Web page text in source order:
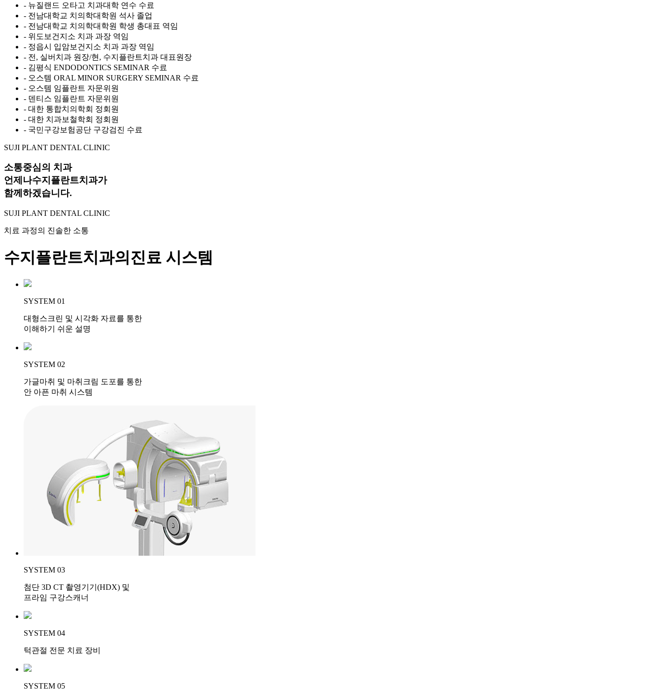
- 뉴질랜드 오타고 치과대학 연수 수료
- 전남대학교 치의학대학원 석사 졸업
- 전남대학교 치의학대학원 학생 총대표 역임
- 위도보건지소 치과 과장 역임
- 정읍시 입암보건지소 치과 과장 역임
- 전, 실버치과 원장/현, 수지플란트치과 대표원장
- 김평식 ENDODONTICS SEMINAR 수료
- 오스템 ORAL MINOR SURGERY SEMINAR 수료
- 오스템 임플란트 자문위원
- 덴티스 임플란트 자문위원
- 대한 통합치의학회 정회원
- 대한 치과보철학회 정회원
- 국민구강보험공단 구강검진 수료
SUJI PLANT DENTAL CLINIC
소통중심의 치과
언제나수지플란트치과가
함께하겠습니다.
SUJI PLANT DENTAL CLINIC
치료 과정의 진솔한 소통
수지플란트치과의진료 시스템
SYSTEM 01
대형스크린 및 시각화 자료를 통한
이해하기 쉬운 설명
SYSTEM 02
가글마취 및 마취크림 도포를 통한
안 아픈 마취 시스템
SYSTEM 03
첨단 3D CT 촬영기기(HDX) 및
프라임 구강스캐너
SYSTEM 04
턱관절 전문 치료 장비
SYSTEM 05